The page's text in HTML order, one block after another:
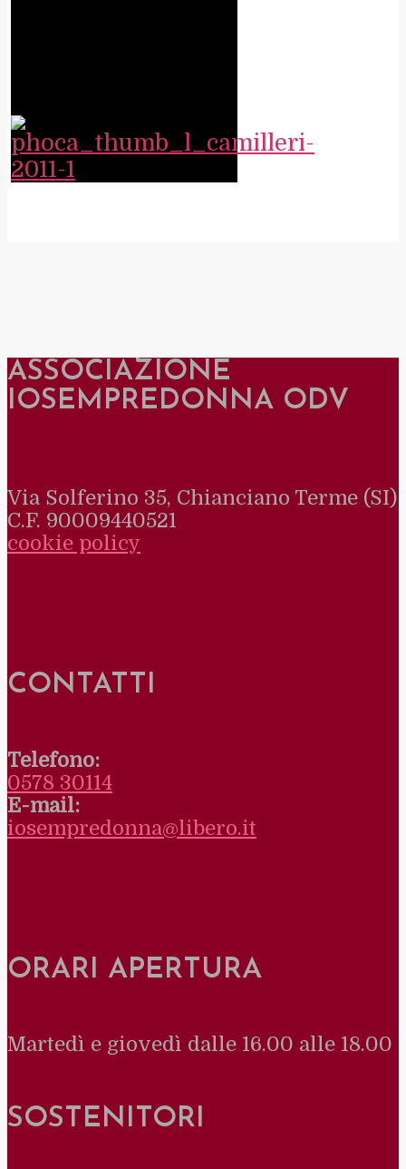
ASSOCIAZIONE
IOSEMPREDONNA ODV
Via Solferino 35, Chianciano Terme (SI)
C.F. 90009440521
cookie policy
CONTATTI
Telefono:
0578 30114
E-mail:
iosempredonna@libero.it
ORARI APERTURA
Martedì e giovedì dalle 16.00 alle 18.00
SOSTENITORI